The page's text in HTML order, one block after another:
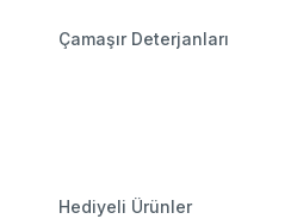
Çamaşır Deterjanları
Hediyeli Ürünler